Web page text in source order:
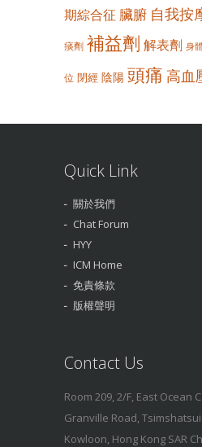
期綜合征 臟腑 自我按
痰劑 補益劑 解表劑 身
位 閉經 陰陽 頭痛 高血
Quick Link
關於我們
Chat Forum
HYY
ICM Home
免責條款
版權聲明
Contact Us
Room 209, 2/F, East Ocean
Granville Road, Tsimshatsui
Kowloon, Hong Kong SAR